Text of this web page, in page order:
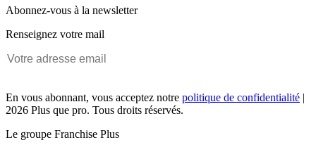
Abonnez-vous à la newsletter
Renseignez votre mail
En vous abonnant, vous acceptez notre politique de confidentialité |
2026 Plus que pro. Tous droits réservés.
Le groupe Franchise Plus